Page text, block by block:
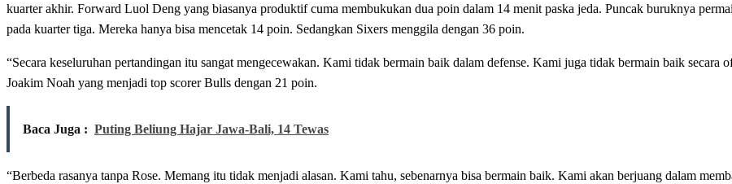
kuarter akhir. Forward Luol Deng yang biasanya produktif cuma membukukan dua poin dalam 14 menit paska jeda. Puncak buruknya
pada kuarter tiga. Mereka hanya bisa mencetak 14 poin. Sedangkan Sixers menggila dengan 36 poin.
“Secara keseluruhan pertandingan itu sangat mengecewakan. Kami tidak bermain baik dalam defense. Kami juga tidak bermain baik secara
Joakim Noah yang menjadi top scorer Bulls dengan 21 poin.
Baca Juga : Puting Beliung Hajar Jawa-Bali, 14 Tewas
“Berbeda rasanya tanpa Rose. Memang itu tidak menjadi alasan. Kami tahu, sebenarnya bisa bermain baik. Kami akan berjuang dalam